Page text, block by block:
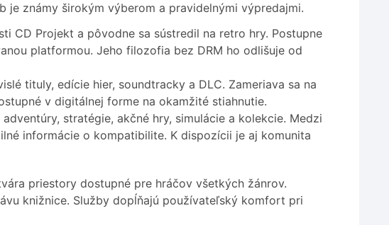
je známy širokým výberom a pravidelnými výpredajmi.
CD Projekt a pôvodne sa sústredil na retro hry. Postupne
platformou. Jeho filozofia bez DRM ho odlišuje od
tituly, edície hier, soundtracky a DLC. Zameriava sa na
v digitálnej forme na okamžité stiahnutie.
stratégie, akčné hry, simulácie a kolekcie. Medzi
informácie o kompatibilite. K dispozícii je aj komunita
priestory dostupné pre hráčov všetkých žánrov.
knižnice. Služby dopĺňajú používateľský komfort pri